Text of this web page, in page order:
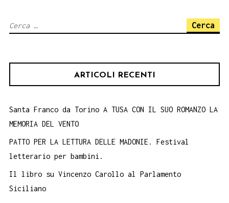
Ricerca
ARTICOLI RECENTI
Santa Franco da Torino A TUSA CON IL SUO ROMANZO LA
MEMORIA DEL VENTO
PATTO PER LA LETTURA DELLE MADONIE. Festival
letterario per bambini.
Il libro su Vincenzo Carollo al Parlamento
Siciliano